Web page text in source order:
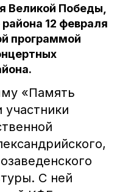
Великой Победы,
12 февраля
программой
«Память
участники
С ней